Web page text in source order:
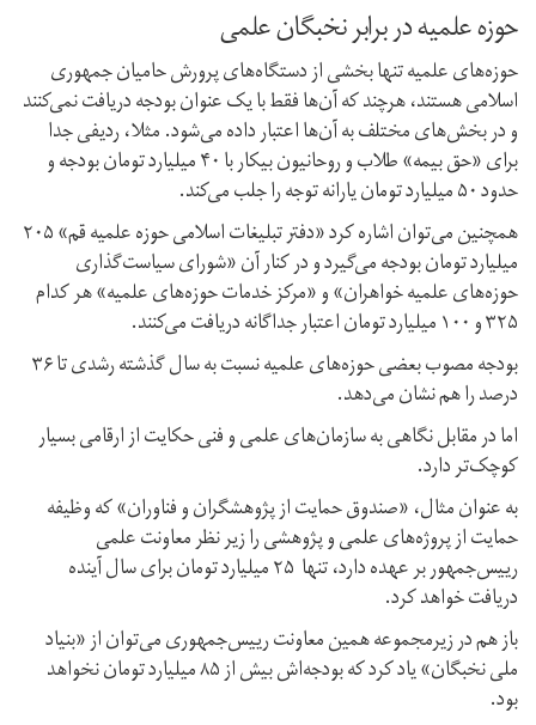
حوزه علمیه در برابر نخبگان علمی
حوزه‌های علمیه تنها بخشی از دستگاه‌های پرورش حامیان جمهوری
اسلامی هستند،‌ هرچند که آن‌ها فقط با یک عنوان بودجه دریافت نمی‌کنند
و در بخش‌های مختلف به آن‌ها اعتبار داده می‌شود. مثلا،‌ ردیفی جدا
برای «حق بیمه» طلاب و روحانیون بیکار با ۴۰ میلیارد تومان بودجه و
حدود ۵۰ میلیارد تومان یارانه توجه را جلب می‌کند.
همچنین می‌توان اشاره کرد «دفتر تبلیغات اسلامی حوزه علمیه قم» ۲۰۵
میلیارد تومان بودجه می‌گیرد و در کنار آن «شورای سیاست‌گذاری
حوزه‌‌های علمیه خواهران» و «مرکز خدمات حوزه‌های علمیه» هر کدام
۳۲۵ و ۱۰۰ میلیارد تومان اعتبار جداگانه دریافت می‌کنند.
بودجه مصوب بعضی حوزه‌های علمیه نسبت به سال گذشته رشدی تا ۳۶
درصد را هم نشان می‌دهد.
اما در مقابل نگاهی به سازمان‌های علمی و فنی حکایت از ارقامی بسیار
کوچک‌تر دارد.
به عنوان مثال،‌ «صندوق حمایت از پژوهشگران و فناوران» که وظیفه
حمایت از پروژه‌های علمی و پژوهشی را زیر نظر معاونت علمی
رییس‌جمهور بر عهده دارد، تنها ۲۵ میلیارد تومان برای سال آینده
دریافت خواهد کرد.
باز هم در زیرمجموعه همین معاونت رییس‌جمهوری می‌توان از «بنیاد
ملی نخبگان» یاد کرد که بودجه‌اش بیش از ۸۵ میلیارد تومان نخواهد
بود.